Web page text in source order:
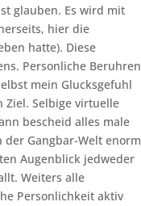
glauben. Es wird mit
hier die
hatte). Diese
Personliche Beruhren
mein Glucksgefuhl
Ziel. Selbige virtuelle
bescheid alles male
Gangbar-Welt enorm
Augenblick jedweder
Weiters alle
Personlichkeit aktiv